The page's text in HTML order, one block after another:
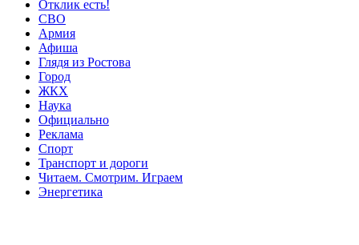
Отклик есть!
СВО
Армия
Афиша
Глядя из Ростова
Город
ЖКХ
Наука
Официально
Реклама
Спорт
Транспорт и дороги
Читаем. Смотрим. Играем
Энергетика